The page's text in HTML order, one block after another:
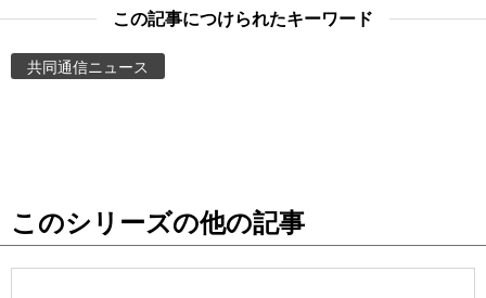
東京
この記事につけられたキーワード
共同通信ニュース
このシリーズの他の記事